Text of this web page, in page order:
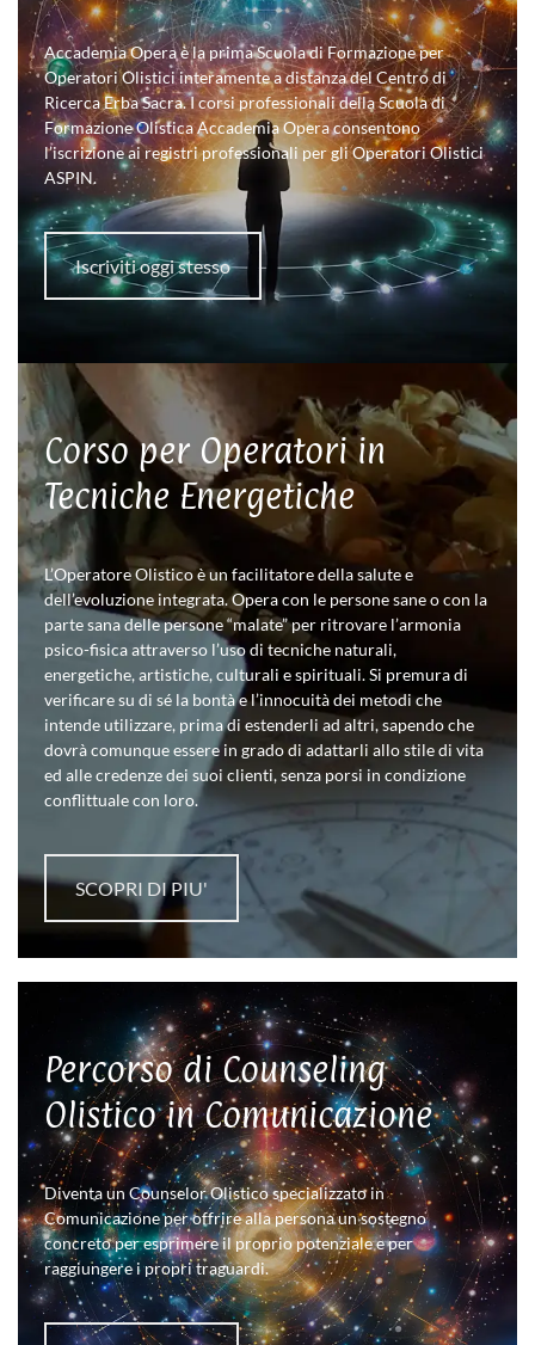
Accademia Opera è la prima Scuola di Formazione per
Operatori Olistici interamente a distanza del Centro di
Ricerca Erba Sacra. I corsi professionali della Scuola di
Formazione Olistica Accademia Opera consentono
l’iscrizione ai registri professionali per gli Operatori Olistici
ASPIN.
Iscriviti oggi stesso
Corso per Operatori in
Tecniche Energetiche
L’Operatore Olistico è un facilitatore della salute e
dell’evoluzione integrata. Opera con le persone sane o con la
parte sana delle persone “malate” per ritrovare l’armonia
psico-fisica attraverso l’uso di tecniche naturali,
energetiche, artistiche, culturali e spirituali. Si premura di
verificare su di sé la bontà e l’innocuità dei metodi che
intende utilizzare, prima di estenderli ad altri, sapendo che
dovrà comunque essere in grado di adattarli allo stile di vita
ed alle credenze dei suoi clienti, senza porsi in condizione
conflittuale con loro.
SCOPRI DI PIU'
Percorso di Counseling
Olistico in Comunicazione
Diventa un Counselor Olistico specializzato in
Comunicazione per offrire alla persona un sostegno
concreto per esprimere il proprio potenziale e per
raggiungere i propri traguardi.